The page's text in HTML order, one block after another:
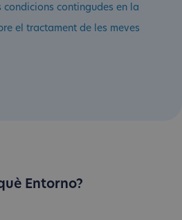
contingudes en la
el tractament de les meves
Entorno?